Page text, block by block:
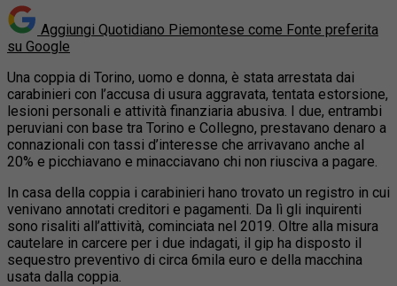
Aggiungi Quotidiano Piemontese come Fonte preferita
su Google
Una coppia di Torino, uomo e donna, è stata arrestata dai
carabinieri con l’accusa di usura aggravata, tentata estorsione,
lesioni personali e attività finanziaria abusiva. I due, entrambi
peruviani con base tra Torino e Collegno, prestavano denaro a
connazionali con tassi d’interesse che arrivavano anche al
20% e picchiavano e minacciavano chi non riusciva a pagare.
In casa della coppia i carabinieri hano trovato un registro in cui
venivano annotati creditori e pagamenti. Da lì gli inquirenti
sono risaliti all’attività, cominciata nel 2019. Oltre alla misura
cautelare in carcere per i due indagati, il gip ha disposto il
sequestro preventivo di circa 6mila euro e della macchina
usata dalla coppia.